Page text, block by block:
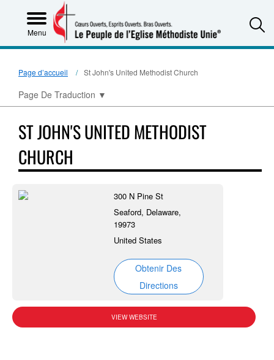
Menu
Page d’accueil St John's United Methodist Church
Page De Traduction ▼
ST JOHN'S UNITED METHODIST
CHURCH
300 N Pine St
Seaford, Delaware,
19973
United States
Obtenir Des
Directions
VIEW WEBSITE